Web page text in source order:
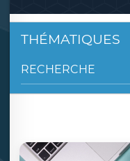
THÉMATIQUES